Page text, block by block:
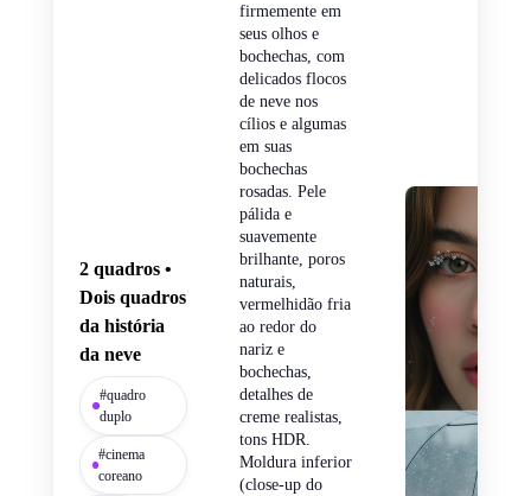
2 quadros •
Dois quadros
da história
da neve
#quadro
duplo
#cinema
coreano
firmemente em
seus olhos e
bochechas, com
delicados flocos
de neve nos
cílios e algumas
em suas
bochechas
rosadas. Pele
pálida e
suavemente
brilhante, poros
naturais,
vermelhidão fria
ao redor do
nariz e
bochechas,
detalhes de
creme realistas,
tons HDR.
Moldura inferior
(close-up do